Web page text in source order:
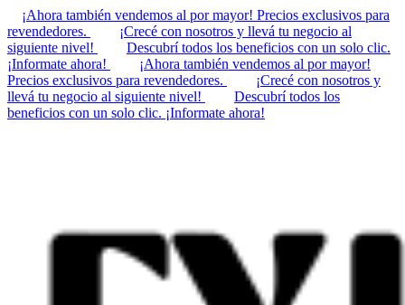
¡Ahora también vendemos al por mayor! Precios exclusivos para
revendedores.
¡Crecé con nosotros y llevá tu negocio al
siguiente nivel!
Descubrí todos los beneficios con un solo clic.
¡Informate ahora!
¡Ahora también vendemos al por mayor!
Precios exclusivos para revendedores.
¡Crecé con nosotros y
llevá tu negocio al siguiente nivel!
Descubrí todos los
beneficios con un solo clic. ¡Informate ahora!